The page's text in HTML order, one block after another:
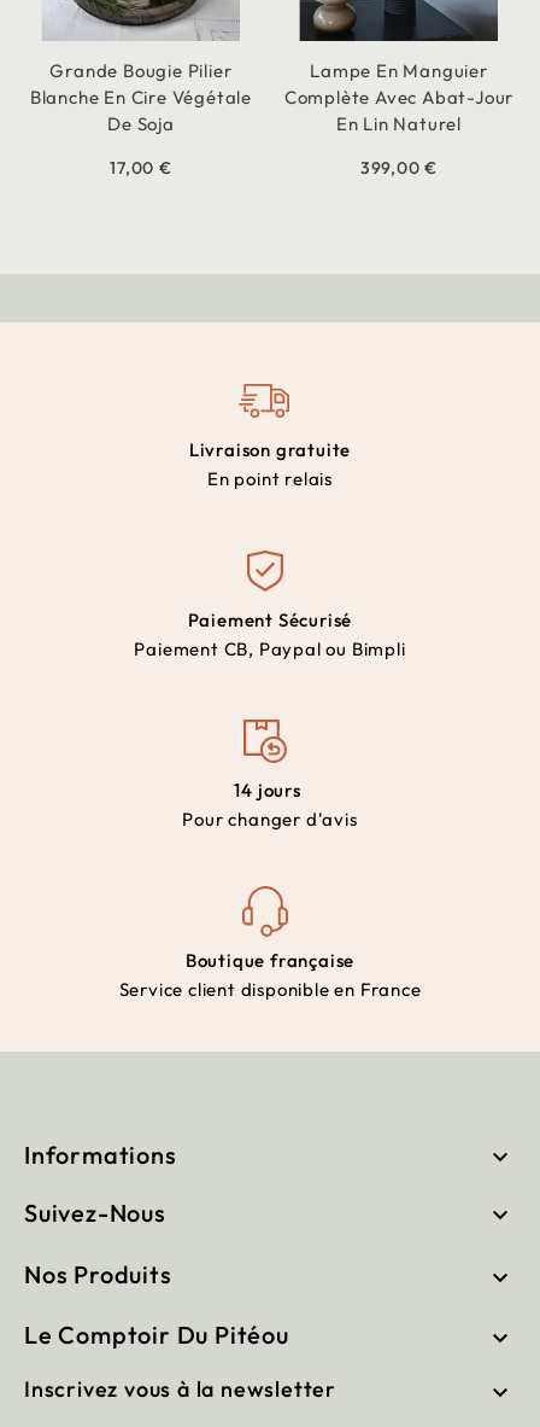
Grande Bougie Pilier
Blanche En Cire Végétale
De Soja
17,00 €
Lampe En Manguier
Complète Avec Abat-Jour
En Lin Naturel
399,00 €
Livraison gratuite
En point relais
Paiement Sécurisé
Paiement CB, Paypal ou Bimpli
14 jours
Pour changer d'avis
Boutique française
Service client disponible en France
Informations 
Suivez-Nous 
Nos Produits 
Le Comptoir Du Pitéou 
Inscrivez vous à la newsletter 